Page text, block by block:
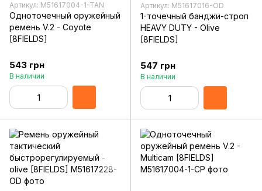
Артикул: M51617004-1-TAN
Одноточечный оружейный
ремень V.2 - Coyote
[8FIELDS]
543 грн
В наличии
Артикул: M51617016-OD
1-точечный банджи-строп
HEAVY DUTY - Olive
[8FIELDS]
547 грн
В наличии